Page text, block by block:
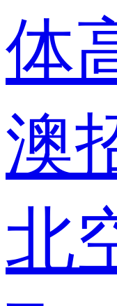
体
澳
北